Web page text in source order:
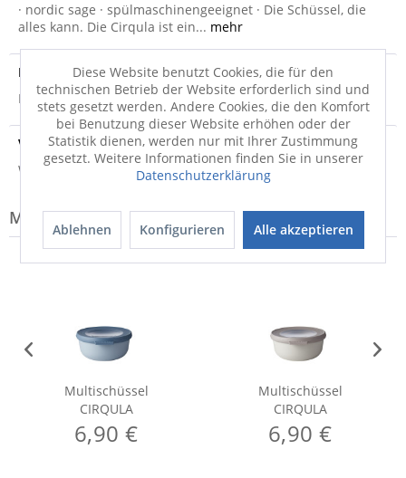
· nordic sage · spülmaschinengeeignet · Die Schüssel, die
alles kann. Die Cirqula ist ein... mehr
Produktsicherheit
Produktsicherheit
Versandinfo
Weitere Informationen zum Versand...
Modell-Familie: CIRQULA
Multischüssel
CIRQULA
6,90 €
Multischüssel
CIRQULA
6,90 €
Diese Website benutzt Cookies, die für den
technischen Betrieb der Website erforderlich sind und
stets gesetzt werden. Andere Cookies, die den Komfort
bei Benutzung dieser Website erhöhen oder der
Statistik dienen, werden nur mit Ihrer Zustimmung
gesetzt. Weitere Informationen finden Sie in unserer
Datenschutzerklärung
Ablehnen Konfigurieren Alle akzeptieren